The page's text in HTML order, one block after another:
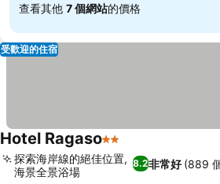
查看其他 7 個網站的價格
受歡迎的住宿
Hotel Ragaso2 星級
8.2非常好 (889
探索海岸線的絕佳位置,
海景全景浴場